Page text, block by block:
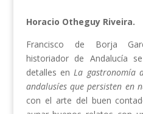
Horacio Otheguy Riveira.
Francisco de Borja
historiador de Andalucía
detalles enLa gastronomía
andalusíes que persisten en
con el arte del buen